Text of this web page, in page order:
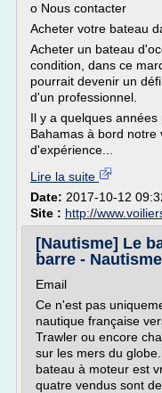
o Nous contacter
Acheter votre bateau
Acheter un bateau
condition, dans ce
pourrait devenir un
d'un professionnel.
Il y a quelques
Bahamas à bord notre
d'expérience...
Lire la suite
Date: 2017-10-12
Site : http://
[Nautisme] Le
barre - Nautisme
Email
Ce n'est pas
nautique française
Trawler ou encore
sur les mers du
bateau à moteur est
quatre vendus sont